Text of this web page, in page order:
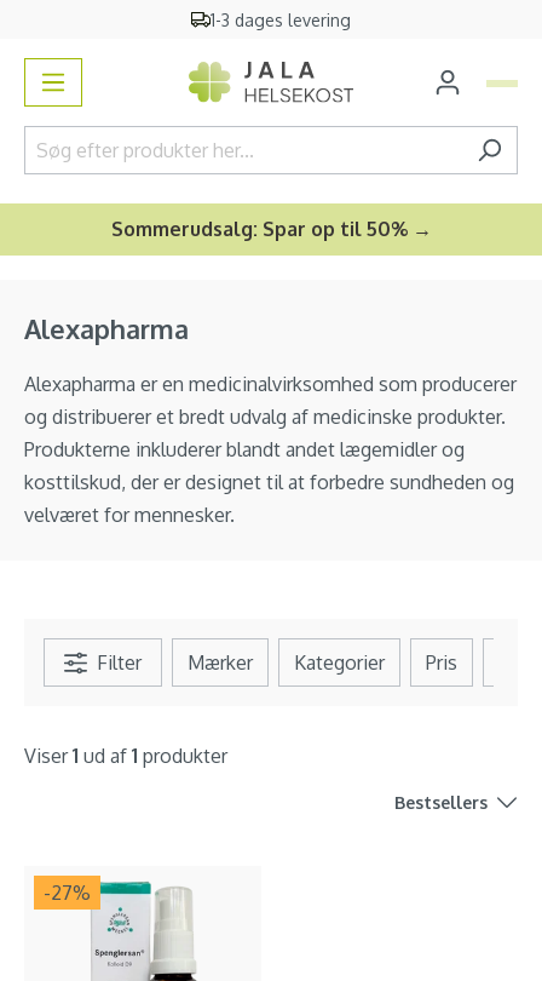
1-3 dages levering
Sommerudsalg: Spar op til 50% →
Alexapharma
Alexapharma er en medicinalvirksomhed som producerer
og distribuerer et bredt udvalg af medicinske produkter.
Produkterne inkluderer blandt andet lægemidler og
kosttilskud, der er designet til at forbedre sundheden og
velværet for mennesker.
Filter Mærker Kategorier Pris
Viser1 ud af 1 produkter
Bestsellers
-27%